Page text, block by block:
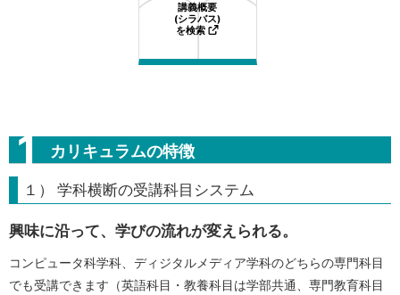
講義概要
(シラバス)
を検索
カリキュラムの特徴
１） 学科横断の受講科目システム
興味に沿って、学びの流れが変えられる。
コンピュータ科学科、ディジタルメディア学科のどちらの専門科目
でも受講できます（英語科目・教養科目は学部共通、専門教育科目